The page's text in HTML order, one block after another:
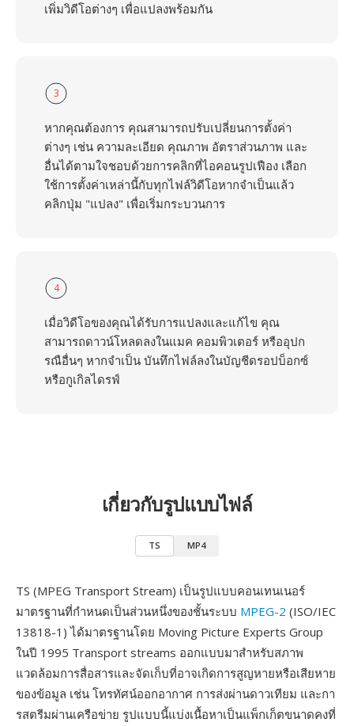
เพิ่มวิดีโอต่างๆ เพื่อแปลงพร้อมกัน
3
หากคุณต้องการ คุณสามารถปรับเปลี่ยนการตั้งค่า
ต่างๆ เช่น ความละเอียด คุณภาพ อัตราส่วนภาพ และ
อื่นได้ตามใจชอบด้วยการคลิกที่ไอคอนรูปเฟือง เลือก
ใช้การตั้งค่าเหล่านี้กับทุกไฟล์วิดีโอหากจำเป็นแล้ว
คลิกปุ่ม "แปลง" เพื่อเริ่มกระบวนการ
4
เมื่อวิดีโอของคุณได้รับการแปลงและแก้ไข คุณ
สามารถดาวน์โหลดลงในแมค คอมพิวเตอร์ หรืออุปก
รณือื่นๆ หากจำเป็น บันทึกไฟล์ลงในบัญชีดรอปบ็อกซ์
หรือกูเกิลไดรฟ์
เกี่ยวกับรูปแบบไฟล์
TS MP4
TS (MPEG Transport Stream) เป็นรูปแบบคอนเทนเนอร์
มาตรฐานที่กำหนดเป็นส่วนหนึ่งของชั้นระบบ MPEG-2 (ISO/IEC
13818-1) ได้มาตรฐานโดย Moving Picture Experts Group
ในปี 1995 Transport streams ออกแบบมาสำหรับสภาพ
แวดล้อมการสื่อสารและจัดเก็บที่อาจเกิดการสูญหายหรือเสียหาย
ของข้อมูล เช่น โทรทัศน์ออกอากาศ การส่งผ่านดาวเทียม และกา
รสตรีมผ่านเครือข่าย รูปแบบนี้แบ่งเนื้อหาเป็นแพ็กเก็ตขนาดคงที่